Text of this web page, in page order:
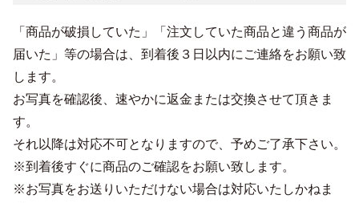
「商品が破損していた」「注文していた商品と違う商品が
届いた」等の場合は、到着後３日以内にご連絡をお願い致
します。
お写真を確認後、速やかに返金または交換させて頂きま
す。
それ以降は対応不可となりますので、予めご了承下さい。
※到着後すぐに商品のご確認をお願い致します。
※お写真をお送りいただけない場合は対応いたしかねま